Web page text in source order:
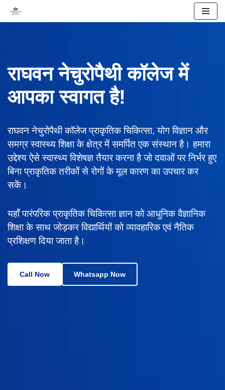
राघवन नेचुरोपैथी कॉलेज में
आपका स्वागत है!
राघवन नेचुरोपैथी कॉलेज प्राकृतिक चिकित्सा, योग विज्ञान और
समग्र स्वास्थ्य शिक्षा के क्षेत्र में समर्पित एक संस्थान है। हमारा
उद्देश्य ऐसे स्वास्थ्य विशेषज्ञ तैयार करना है जो दवाओं पर निर्भर हुए
बिना प्राकृतिक तरीकों से रोगों के मूल कारण का उपचार कर
सकें।
यहाँ पारंपरिक प्राकृतिक चिकित्सा ज्ञान को आधुनिक वैज्ञानिक
शिक्षा के साथ जोड़कर विद्यार्थियों को व्यावहारिक एवं नैतिक
प्रशिक्षण दिया जाता है।
Call Now Whatsapp Now